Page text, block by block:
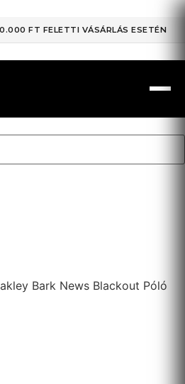
FT FELETTI VÁSÁRLÁS ESETÉN
Bark News Blackout Póló